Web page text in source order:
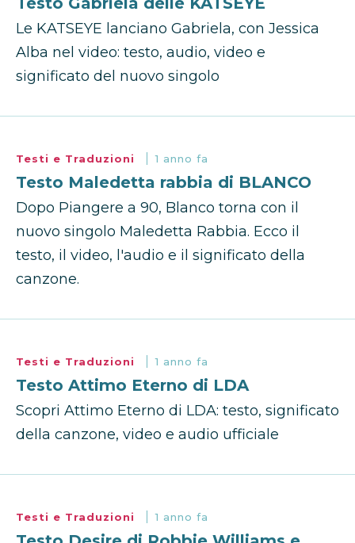
Le KATSEYE lanciano Gabriela, con Jessica
Alba nel video: testo, audio, video e
significato del nuovo singolo
Testi e Traduzioni 1 anno fa
Testo Maledetta rabbia di BLANCO
Dopo Piangere a 90, Blanco torna con il
nuovo singolo Maledetta Rabbia. Ecco il
testo, il video, l'audio e il significato della
canzone.
Testi e Traduzioni 1 anno fa
Testo Attimo Eterno di LDA
Scopri Attimo Eterno di LDA: testo, significato
della canzone, video e audio ufficiale
Testi e Traduzioni 1 anno fa